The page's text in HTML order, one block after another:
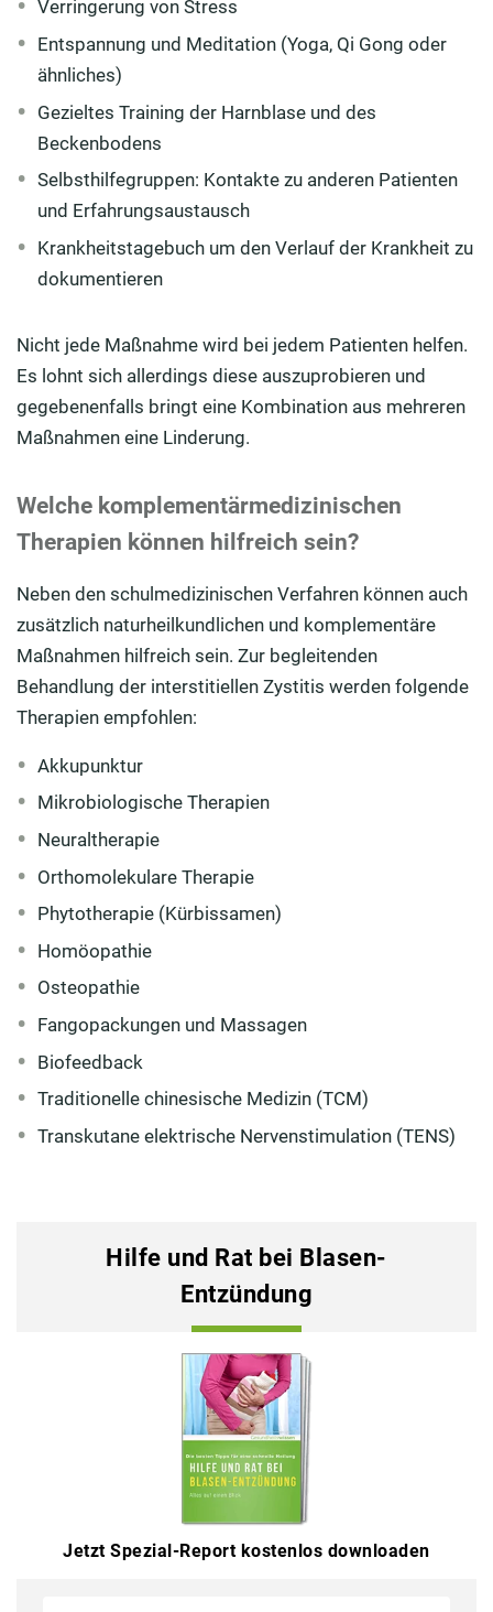
Verringerung von Stress
Entspannung und Meditation (Yoga, Qi Gong oder
ähnliches)
Gezieltes Training der Harnblase und des
Beckenbodens
Selbsthilfegruppen: Kontakte zu anderen Patienten
und Erfahrungsaustausch
Krankheitstagebuch um den Verlauf der Krankheit zu
dokumentieren
Nicht jede Maßnahme wird bei jedem Patienten helfen.
Es lohnt sich allerdings diese auszuprobieren und
gegebenenfalls bringt eine Kombination aus mehreren
Maßnahmen eine Linderung.
Welche komplementärmedizinischen
Therapien können hilfreich sein?
Neben den schulmedizinischen Verfahren können auch
zusätzlich naturheilkundlichen und komplementäre
Maßnahmen hilfreich sein. Zur begleitenden
Behandlung der interstitiellen Zystitis werden folgende
Therapien empfohlen:
Akkupunktur
Mikrobiologische Therapien
Neuraltherapie
Orthomolekulare Therapie
Phytotherapie (Kürbissamen)
Homöopathie
Osteopathie
Fangopackungen und Massagen
Biofeedback
Traditionelle chinesische Medizin (TCM)
Transkutane elektrische Nervenstimulation (TENS)